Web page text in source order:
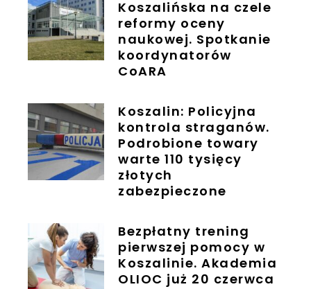
Koszalińska na czele
reformy oceny
naukowej. Spotkanie
koordynatorów
CoARA
Koszalin: Policyjna
kontrola straganów.
Podrobione towary
warte 110 tysięcy
złotych
zabezpieczone
Bezpłatny trening
pierwszej pomocy w
Koszalinie. Akademia
OLIOC już 20 czerwca